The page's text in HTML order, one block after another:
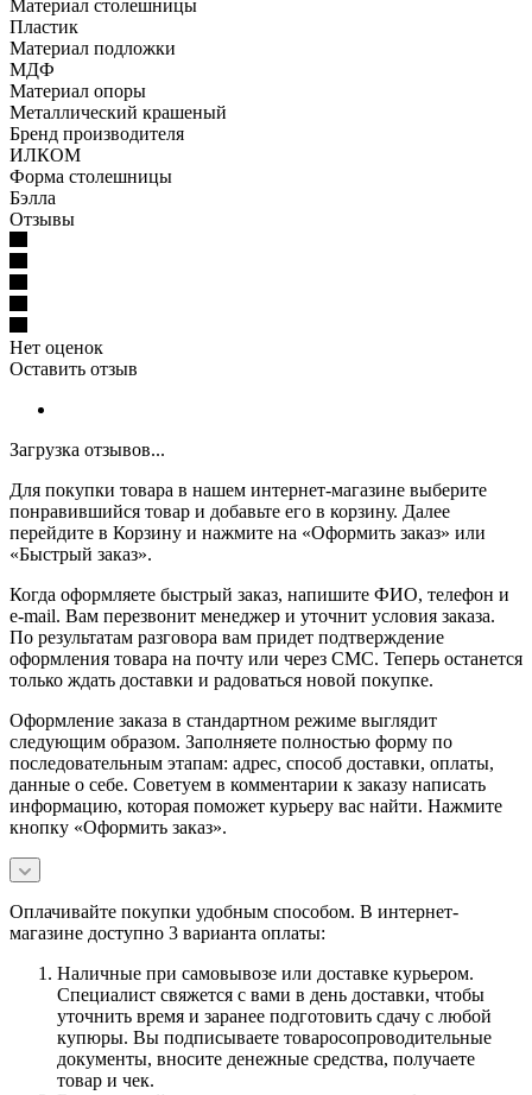
Материал столешницы
Пластик
Материал подложки
МДФ
Материал опоры
Металлический крашеный
Бренд производителя
ИЛКОМ
Форма столешницы
Бэлла
Отзывы
Нет оценок
Оставить отзыв
Загрузка отзывов...
Для покупки товара в нашем интернет-магазине выберите
понравившийся товар и добавьте его в корзину. Далее
перейдите в Корзину и нажмите на «Оформить заказ» или
«Быстрый заказ».
Когда оформляете быстрый заказ, напишите ФИО, телефон и
e-mail. Вам перезвонит менеджер и уточнит условия заказа.
По результатам разговора вам придет подтверждение
оформления товара на почту или через СМС. Теперь останется
только ждать доставки и радоваться новой покупке.
Оформление заказа в стандартном режиме выглядит
следующим образом. Заполняете полностью форму по
последовательным этапам: адрес, способ доставки, оплаты,
данные о себе. Советуем в комментарии к заказу написать
информацию, которая поможет курьеру вас найти. Нажмите
кнопку «Оформить заказ».
Оплачивайте покупки удобным способом. В интернет-
магазине доступно 3 варианта оплаты:
Наличные при самовывозе или доставке курьером.
Специалист свяжется с вами в день доставки, чтобы
уточнить время и заранее подготовить сдачу с любой
купюры. Вы подписываете товаросопроводительные
документы, вносите денежные средства, получаете
товар и чек.